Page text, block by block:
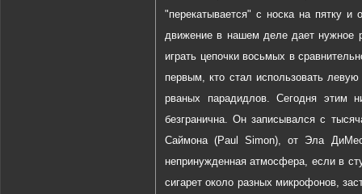
"перекатывается" с носка на пятку
движение в нашем деле дает нужное
играть цепочки восьмых в
первым, кто стал использовать
рваных парадидлов. Сегодня этим
безгранична. Он записывался с
Саймона (Paul Simon), от Эла
непринужденная атмосфера, если в
сигарет около разных микрофонов,